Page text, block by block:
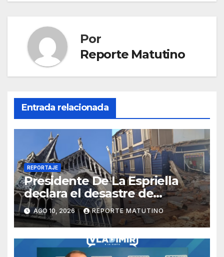
Por
Reporte Matutino
Entrada relacionada
REPORTAJE
Presidente De La Espriella
declara el desastre de
carácter nacional tras
terremoto de magnitud 7,4
AGO 10, 2026 REPORTE MATUTINO